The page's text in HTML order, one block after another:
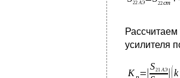
усилителя